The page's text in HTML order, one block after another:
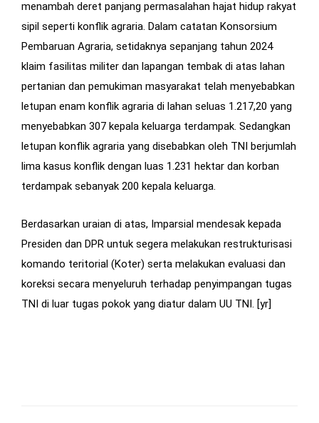
menambah deret panjang permasalahan hajat hidup rakyat
sipil seperti konflik agraria. Dalam catatan Konsorsium
Pembaruan Agraria, setidaknya sepanjang tahun 2024
klaim fasilitas militer dan lapangan tembak di atas lahan
pertanian dan pemukiman masyarakat telah menyebabkan
letupan enam konflik agraria di lahan seluas 1.217,20 yang
menyebabkan 307 kepala keluarga terdampak. Sedangkan
letupan konflik agraria yang disebabkan oleh TNI berjumlah
lima kasus konflik dengan luas 1.231 hektar dan korban
terdampak sebanyak 200 kepala keluarga.
Berdasarkan uraian di atas, Imparsial mendesak kepada
Presiden dan DPR untuk segera melakukan restrukturisasi
komando teritorial (Koter) serta melakukan evaluasi dan
koreksi secara menyeluruh terhadap penyimpangan tugas
TNI di luar tugas pokok yang diatur dalam UU TNI. [yr]